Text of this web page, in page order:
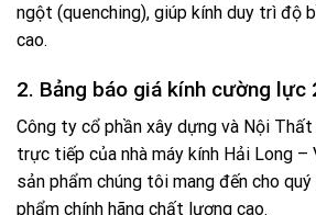
ngột (quenching), giúp kính duy trì độ
cao.
2. Bảng báo giá kính cường lực
Công ty cổ phần xây dựng và Nội
trực tiếp của nhà máy kính Hải Long
sản phẩm chúng tôi mang đến cho
phẩm chính hãng chất lượng cao.